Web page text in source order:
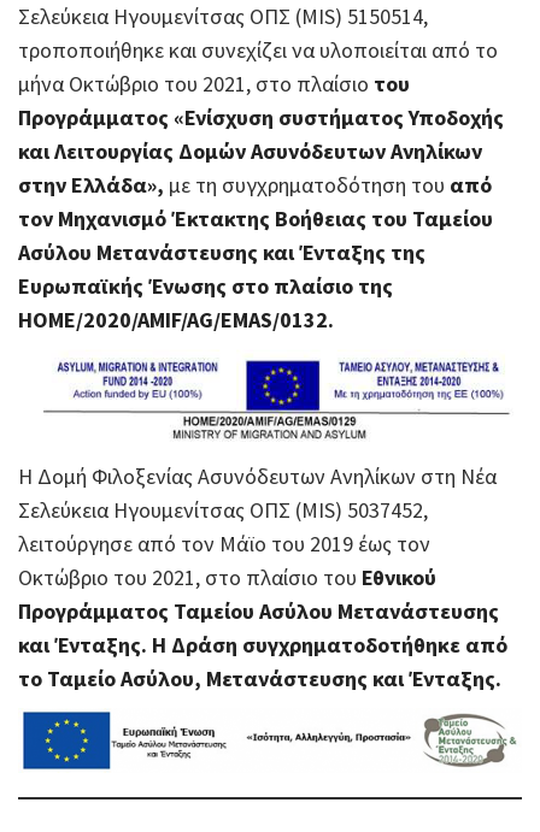
Σελεύκεια Ηγουμενίτσας ΟΠΣ (MIS) 5150514,
τροποποιήθηκε και συνεχίζει να υλοποιείται από το
μήνα Οκτώβριο του 2021, στο πλαίσιο του
Προγράμματος «Ενίσχυση συστήματος Υποδοχής
και Λειτουργίας Δομών Ασυνόδευτων Ανηλίκων
στην Ελλάδα», με τη συγχρηματοδότηση του από
τον Μηχανισμό Έκτακτης Βοήθειας του Ταμείου
Ασύλου Μετανάστευσης και Ένταξης της
Ευρωπαϊκής Ένωσης στο πλαίσιο της
HOME/2020/AMIF/AG/EMAS/0132.
Η Δομή Φιλοξενίας Ασυνόδευτων Aνηλίκων στη Νέα
Σελεύκεια Ηγουμενίτσας ΟΠΣ (MIS) 5037452,
λειτούργησε από τον Μάϊο του 2019 έως τον
Οκτώβριο του 2021, στο πλαίσιο του Εθνικού
Προγράμματος Ταμείου Ασύλου Μετανάστευσης
και Ένταξης. Η Δράση συγχρηματοδοτήθηκε από
το Ταμείο Ασύλου, Μετανάστευσης και Ένταξης.